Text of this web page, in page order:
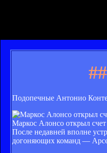
Подопечные Антонио
Маркос Алонсо открыл счет
После недавней вполне
догоняющих команд —